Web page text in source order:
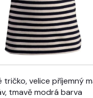
tričko, velice příjemný
tmavě modrá barva